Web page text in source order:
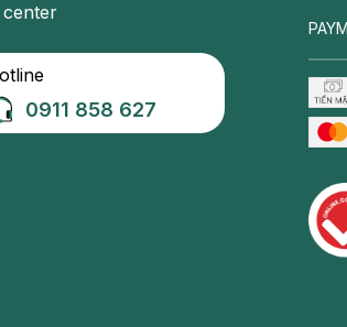
0911 858 627